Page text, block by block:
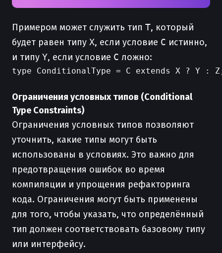
Примером может служить тип T, который
будет равен типу X, если условие C истинно,
и типу Y, если условие C ложно:
type ConditionalType = C extends X ? Y :
Ограничения условных типов (Conditional
Type Constraints)
Ограничения условных типов позволяют
уточнить, какие типы могут быть
использованы в условиях. Это важно для
предотвращения ошибок во время
компиляции и упрощения рефакторинга
кода. Ограничения могут быть применены
для того, чтобы указать, что определённый
тип должен соответствовать базовому типу
или интерфейсу.